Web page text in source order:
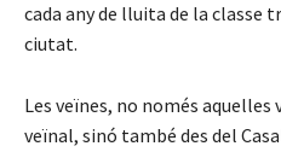
cada any de lluita de la classe
ciutat.
Les veïnes, no només aquelles
veïnal, sinó també des del